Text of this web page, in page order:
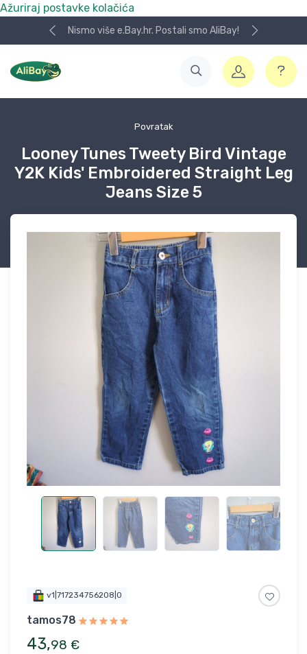
Ažuriraj postavke kolačića
Nismo više e.Bay.hr. Postali smo AliBay!
Povratak
Looney Tunes Tweety Bird Vintage
Y2K Kids' Embroidered Straight Leg
Jeans Size 5
v1|717234756208|0
tamos78
43,98 €